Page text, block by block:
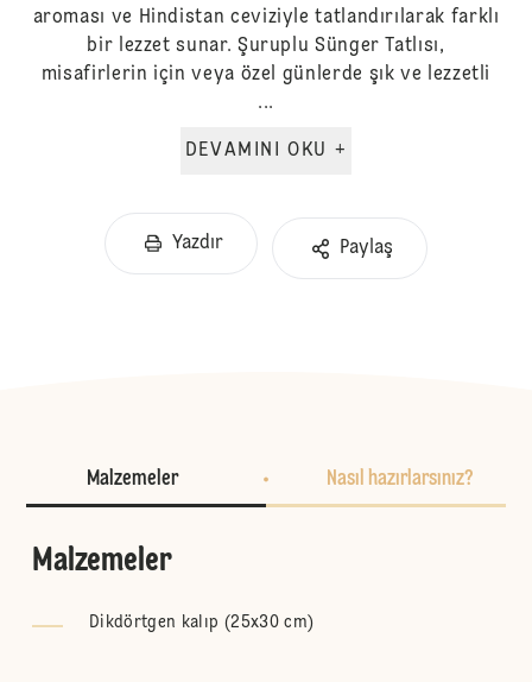
aroması ve Hindistan ceviziyle tatlandırılarak farklı
bir lezzet sunar. Şuruplu Sünger Tatlısı,
misafirlerin için veya özel günlerde şık ve lezzetli
...
DEVAMINI OKU +
Yazdır Paylaş
Malzemeler Nasıl hazırlarsınız?
Malzemeler
Dikdörtgen kalıp (25x30 cm)